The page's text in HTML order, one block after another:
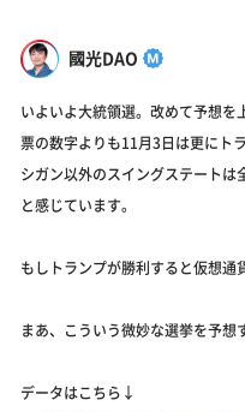
國光DAO
いよいよ大統領選。改めて予想
票の数字よりも11月3日は更にト
シガン以外のスイングステート
と感じています。
もしトランプが勝利すると仮想通
まあ、こういう微妙な選挙を予
データはこちら↓